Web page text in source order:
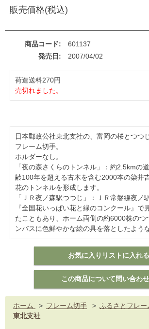
販売価格(税込)
商品コード
601137
発売日
2007/04/02
荷造送料270円
売切れました。
日本郵政公社東北支社の、富岡の桜とつつ
フレーム切手。
ホルダーなし。
「夜の森さくらのトンネル」：約2.5kmの
齢100年を超える古木を含む2000本の染井
花のトンネルを形成します。
「ＪＲ夜ノ森駅つつじ」：ＪＲ常磐線夜ノ
『全国花いっぱい花と緑のコンクール』で
たこともあり、ホーム両側の約6000株のつ
ンバスに色鮮やかな絵の具を落としたよう
ホーム > フレーム切手 > ふるさとフレー
東北支社